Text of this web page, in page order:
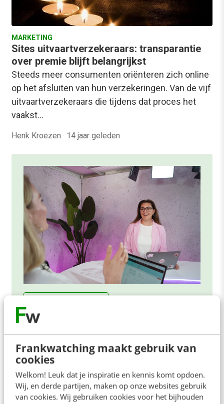
Frankwatching maakt gebruik van
cookies
Welkom! Leuk dat je inspiratie en kennis komt opdoen.
Wij, en derde partijen, maken op onze websites gebruik
van cookies. Wij gebruiken cookies voor het bijhouden
MARKETING
Sites uitvaartverzekeraars: transparantie
over premie blijft belangrijkst
Steeds meer consumenten oriënteren zich online
op het afsluiten van hun verzekeringen. Van de vijf
uitvaartverzekeraars die tijdens dat proces het
vaakst…
Henk Kroezen · 14 jaar geleden
De nieuwe SEO- & GEO-
spelregels
In 2,5 uur van Google-first naar AI-first: zo wordt je
content beter gevonden. Schrijf je in en bekijk
direct.
Meer weten